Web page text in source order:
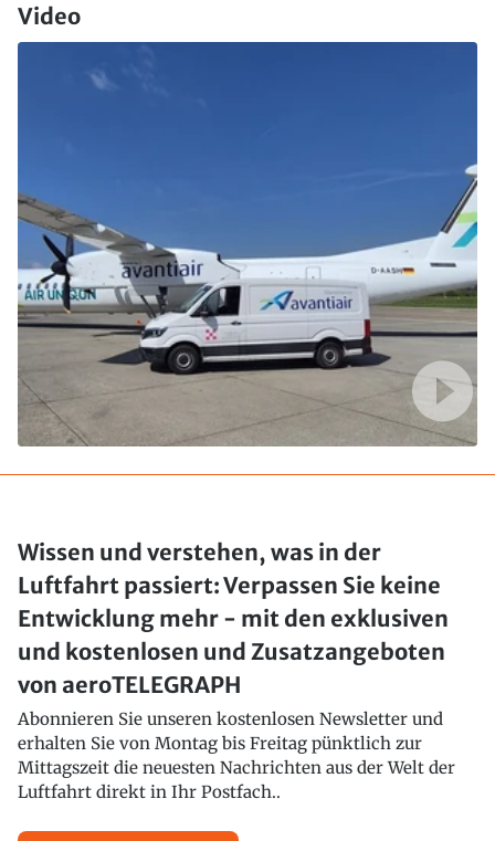
Video
Wissen und verstehen, was in der
Luftfahrt passiert: Verpassen Sie keine
Entwicklung mehr - mit den exklusiven
und kostenlosen und Zusatzangeboten
von aeroTELEGRAPH
Abonnieren Sie unseren kostenlosen Newsletter und
erhalten Sie von Montag bis Freitag pünktlich zur
Mittagszeit die neuesten Nachrichten aus der Welt der
Luftfahrt direkt in Ihr Postfach..